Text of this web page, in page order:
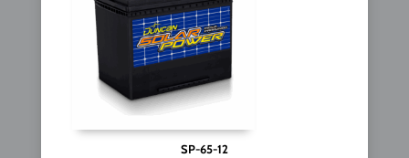
SP-65-12